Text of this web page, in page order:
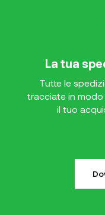
La tua
Tutte le
tracciate in modo
il tuo